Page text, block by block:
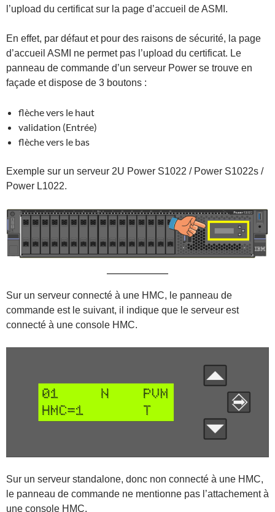
l’upload du certificat sur la page d’accueil de ASMI.
En effet, par défaut et pour des raisons de sécurité, la page
d’accueil ASMI ne permet pas l’upload du certificat. Le
panneau de commande d’un serveur Power se trouve en
façade et dispose de 3 boutons :
flèche vers le haut
validation (Entrée)
flèche vers le bas
Exemple sur un serveur 2U Power S1022 / Power S1022s /
Power L1022.
Sur un serveur connecté à une HMC, le panneau de
commande est le suivant, il indique que le serveur est
connecté à une console HMC.
Sur un serveur standalone, donc non connecté à une HMC,
le panneau de commande ne mentionne pas l’attachement à
une console HMC.